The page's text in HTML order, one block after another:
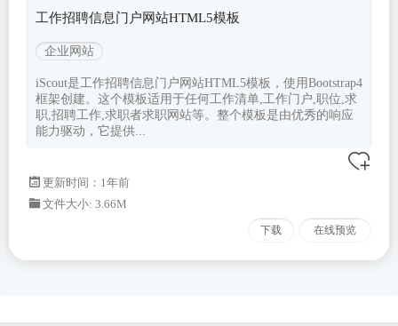
工作招聘信息门户网站HTML5模板
企业网站
iScout是工作招聘信息门户网站HTML5模板，使用Bootstrap4
框架创建。这个模板适用于任何工作清单,工作门户,职位,求
职,招聘工作,求职者求职网站等。整个模板是由优秀的响应
能力驱动，它提供...
更新时间： 1年前
文件大小: 3.66M
下载 在线预览